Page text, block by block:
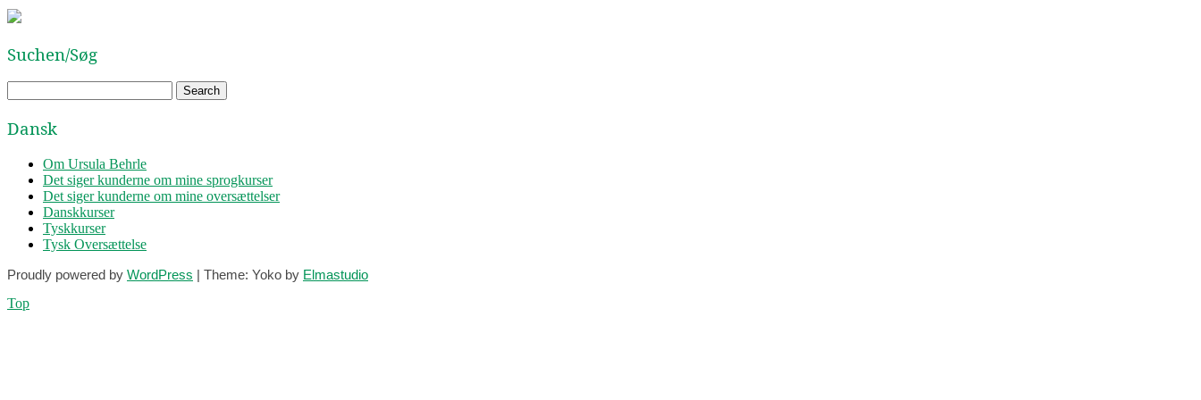
Suchen/Søg
Dansk
Om Ursula Behrle
Det siger kunderne om mine sprogkurser
Det siger kunderne om mine oversættelser
Danskkurser
Tyskkurser
Tysk Oversættelse
Proudly powered by WordPress | Theme: Yoko by Elmastudio
Top